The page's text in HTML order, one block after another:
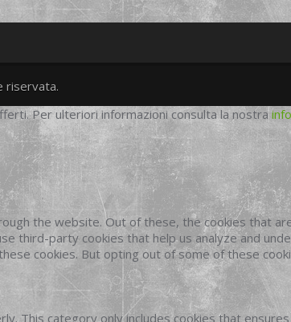
googleplus
facebook
riservata.
Per ulteriori informazioni consulta la nostra
the website. Out of these, the cookies that
third-party cookies that help us analyze and
cookies. But opting out of some of these
This category only includes cookies that